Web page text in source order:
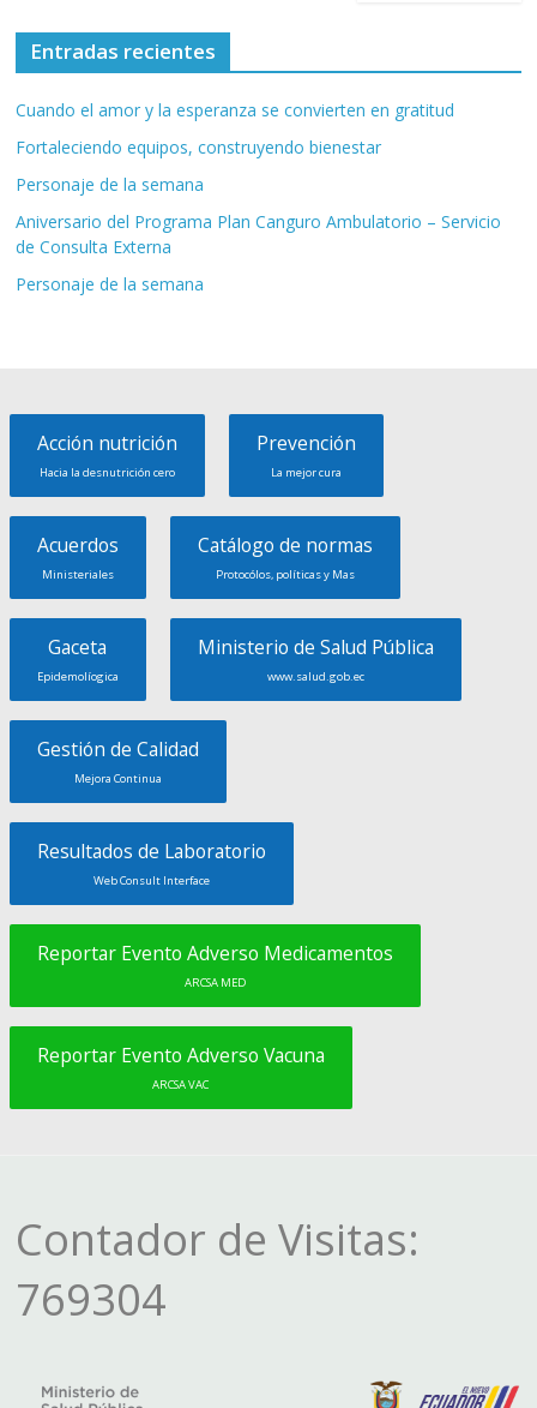
Entradas recientes
Cuando el amor y la esperanza se convierten en gratitud
Fortaleciendo equipos, construyendo bienestar
Personaje de la semana
Aniversario del Programa Plan Canguro Ambulatorio – Servicio
de Consulta Externa
Personaje de la semana
Acción nutrición
Hacia la desnutrición cero
Prevención
La mejor cura
Acuerdos
Ministeriales
Catálogo de normas
Protocólos, políticas y Mas
Gaceta
Epidemolíogica
Ministerio de Salud Pública
www.salud.gob.ec
Gestión de Calidad
Mejora Continua
Resultados de Laboratorio
Web Consult Interface
Reportar Evento Adverso Medicamentos
ARCSA MED
Reportar Evento Adverso Vacuna
ARCSA VAC
Contador de Visitas:
769304